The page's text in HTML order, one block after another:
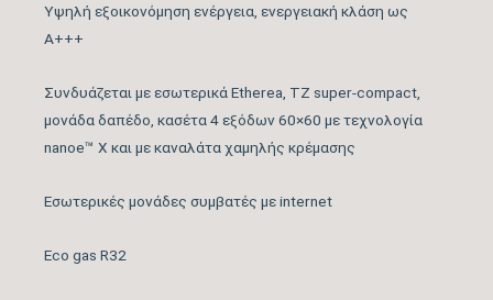
Υψηλή εξοικονόμηση ενέργεια, ενεργειακή κλάση ως
Α+++
Συνδυάζεται με εσωτερικά Etherea, TZ super-compact,
μονάδα δαπέδο, κασέτα 4 εξόδων 60×60 με τεχνολογία
nanoe™ X και με καναλάτα χαμηλής κρέμασης
Εσωτερικές μονάδες συμβατές με internet
Eco gas R32
Ικανότητας (BTU/h)
Βαθμός Ενεργειακής
(SEER)